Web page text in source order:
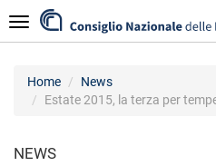
to
main
Navigazione
Home
News
Estate 2015, la terza per
NEWS